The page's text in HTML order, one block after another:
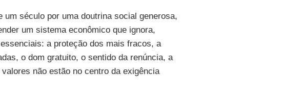
século por uma doutrina social generosa,
um sistema econômico que ignora,
a proteção dos mais fracos, a
o dom gratuito, o sentido da renúncia, a
não estão no centro da exigência